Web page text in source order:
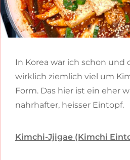
In Korea war ich schon und
wirklich ziemlich viel um
Form. Das hier ist ein eher
nahrhafter, heisser Eintopf.
Kimchi-Jjigae (Kimchi